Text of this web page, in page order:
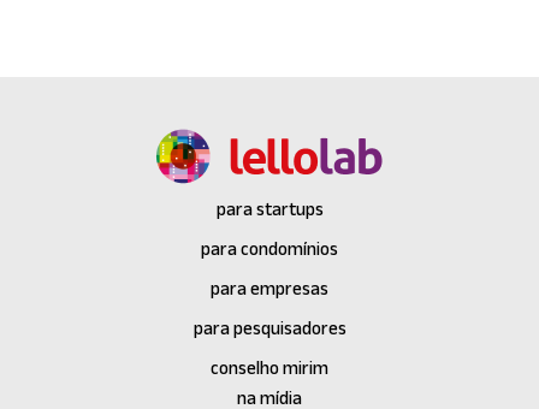
para startups
para condomínios
para empresas
para pesquisadores
conselho mirim
na mídia